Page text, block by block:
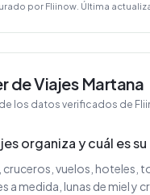
por Fliinow. Última
de Viajes Martana
los datos verificados de
organiza y cuál es
vuelos, hoteles,
a medida, lunas de miel y